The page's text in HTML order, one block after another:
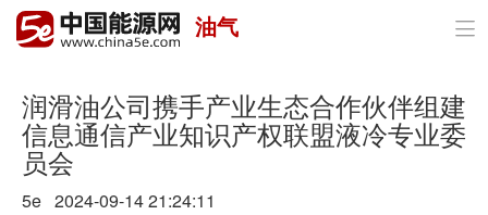
首页
政策与经济
油气
油气 
润滑油公司携手产业生态合作伙伴组建
信息通信产业知识产权联盟液冷专业委
员会
5e 2024-09-14 21:24:11